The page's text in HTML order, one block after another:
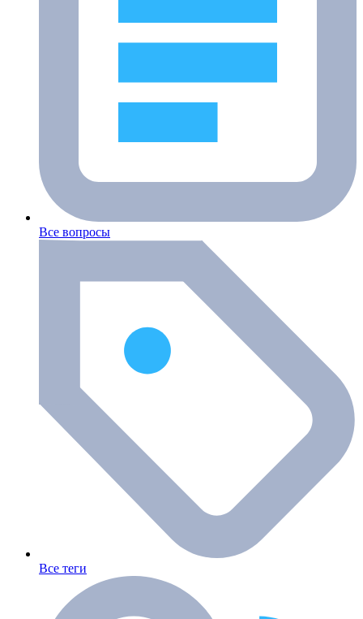
Все вопросы
Все теги